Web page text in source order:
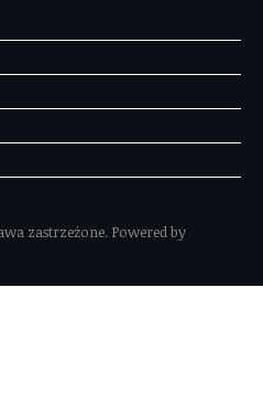
zastrzeżone. Powered by